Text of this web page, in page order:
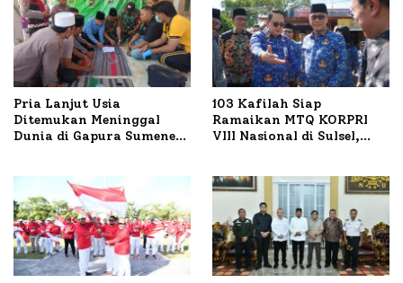
Pria Lanjut Usia
Ditemukan Meninggal
Dunia di Gapura Sumenep,
103 Kafilah Siap
Ramaikan MTQ KORPRI
VIII Nasional di Sulsel,